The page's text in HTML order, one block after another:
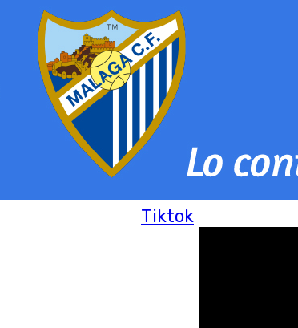
Tiktok